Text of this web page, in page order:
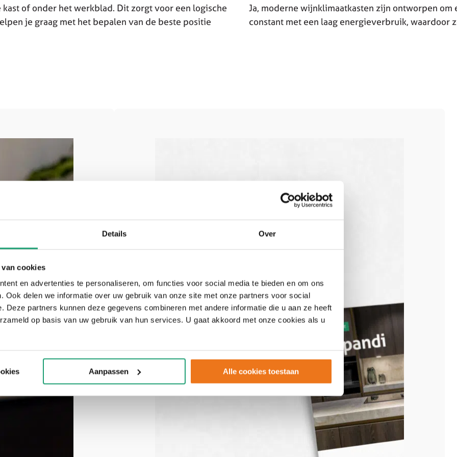
Details Over
cookies
en advertenties te personaliseren, om functies voor social media te bieden en om ons
Ook delen we informatie over uw gebruik van onze site met onze partners voor social
Deze partners kunnen deze gegevens combineren met andere informatie die u aan ze heeft
op basis van uw gebruik van hun services. U gaat akkoord met onze cookies als u
Aanpassen Alle cookies toestaan
of onder het werkblad. Dit zorgt voor een logische
je graag met het bepalen van de beste positie
Ja, moderne wijnklimaatkasten zijn ontworpen
constant met een laag energieverbruik, waardoor